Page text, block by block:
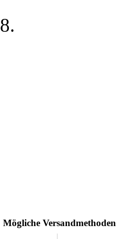
Mögliche Versandmethoden